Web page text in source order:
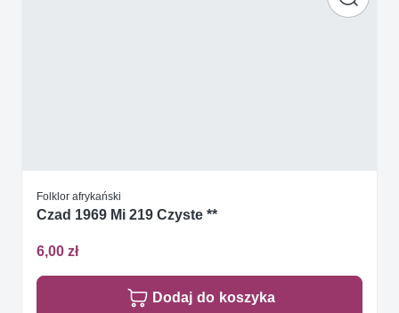
Folklor afrykański
Czad 1969 Mi 219 Czyste **
6,00 zł
Dodaj do koszyka